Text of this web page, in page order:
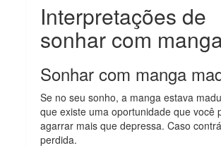
Interpretações de
sonhar com
Sonhar com manga
Se no seu sonho, a manga estava
que existe uma oportunidade que você
agarrar mais que depressa. Caso
perdida.